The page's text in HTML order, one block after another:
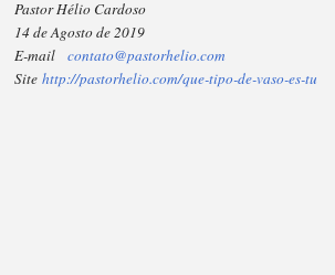
Pastor Hélio Cardoso
14 de Agosto de 2019
E-mailcontato@pastorhelio.com
Sitehttp://pastorhelio.com/que-tipo-de-vaso-es-tu